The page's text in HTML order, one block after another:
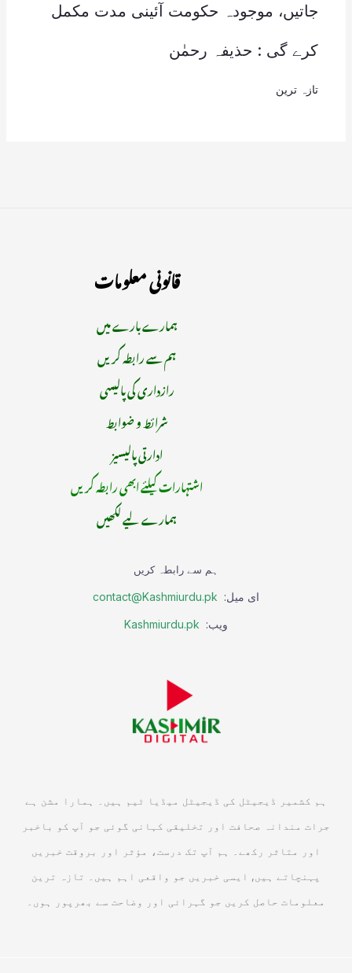
جاتیں، موجودہ حکومت آئینی مدت مکمل
کرے گی : حذیفہ رحمٰن
تازہ ترین
قانونی معلومات
ہمارے بارے میں
ہم سے رابطہ کریں
رازداری کی پالیسی
شرائط و ضوابط
ادارتی پالیسیز
اشتہارات کیلئے ابھی رابطہ کریں
ہمارے لیے لکھیں
ہم سے رابطہ کریں
ای میل: contact@Kashmiurdu.pk
ویب: Kashmiurdu.pk
ہم کشمیر ڈیجیٹل کی ڈیجیٹل میڈیا ٹیم ہیں۔ ہمارا مشن ہے
جرات مندانہ صحافت اور تخلیقی کہانی گوئی جو آپ کو باخبر
اور متاثر رکھے۔ ہم آپ تک درست، مؤثر اور بروقت خبریں
پہنچاتے ہیں, ایسی خبریں جو واقعی اہم ہیں۔ تازہ ترین
معلومات حاصل کریں جو گہرائی اور وضاحت سے بھرپور ہوں۔